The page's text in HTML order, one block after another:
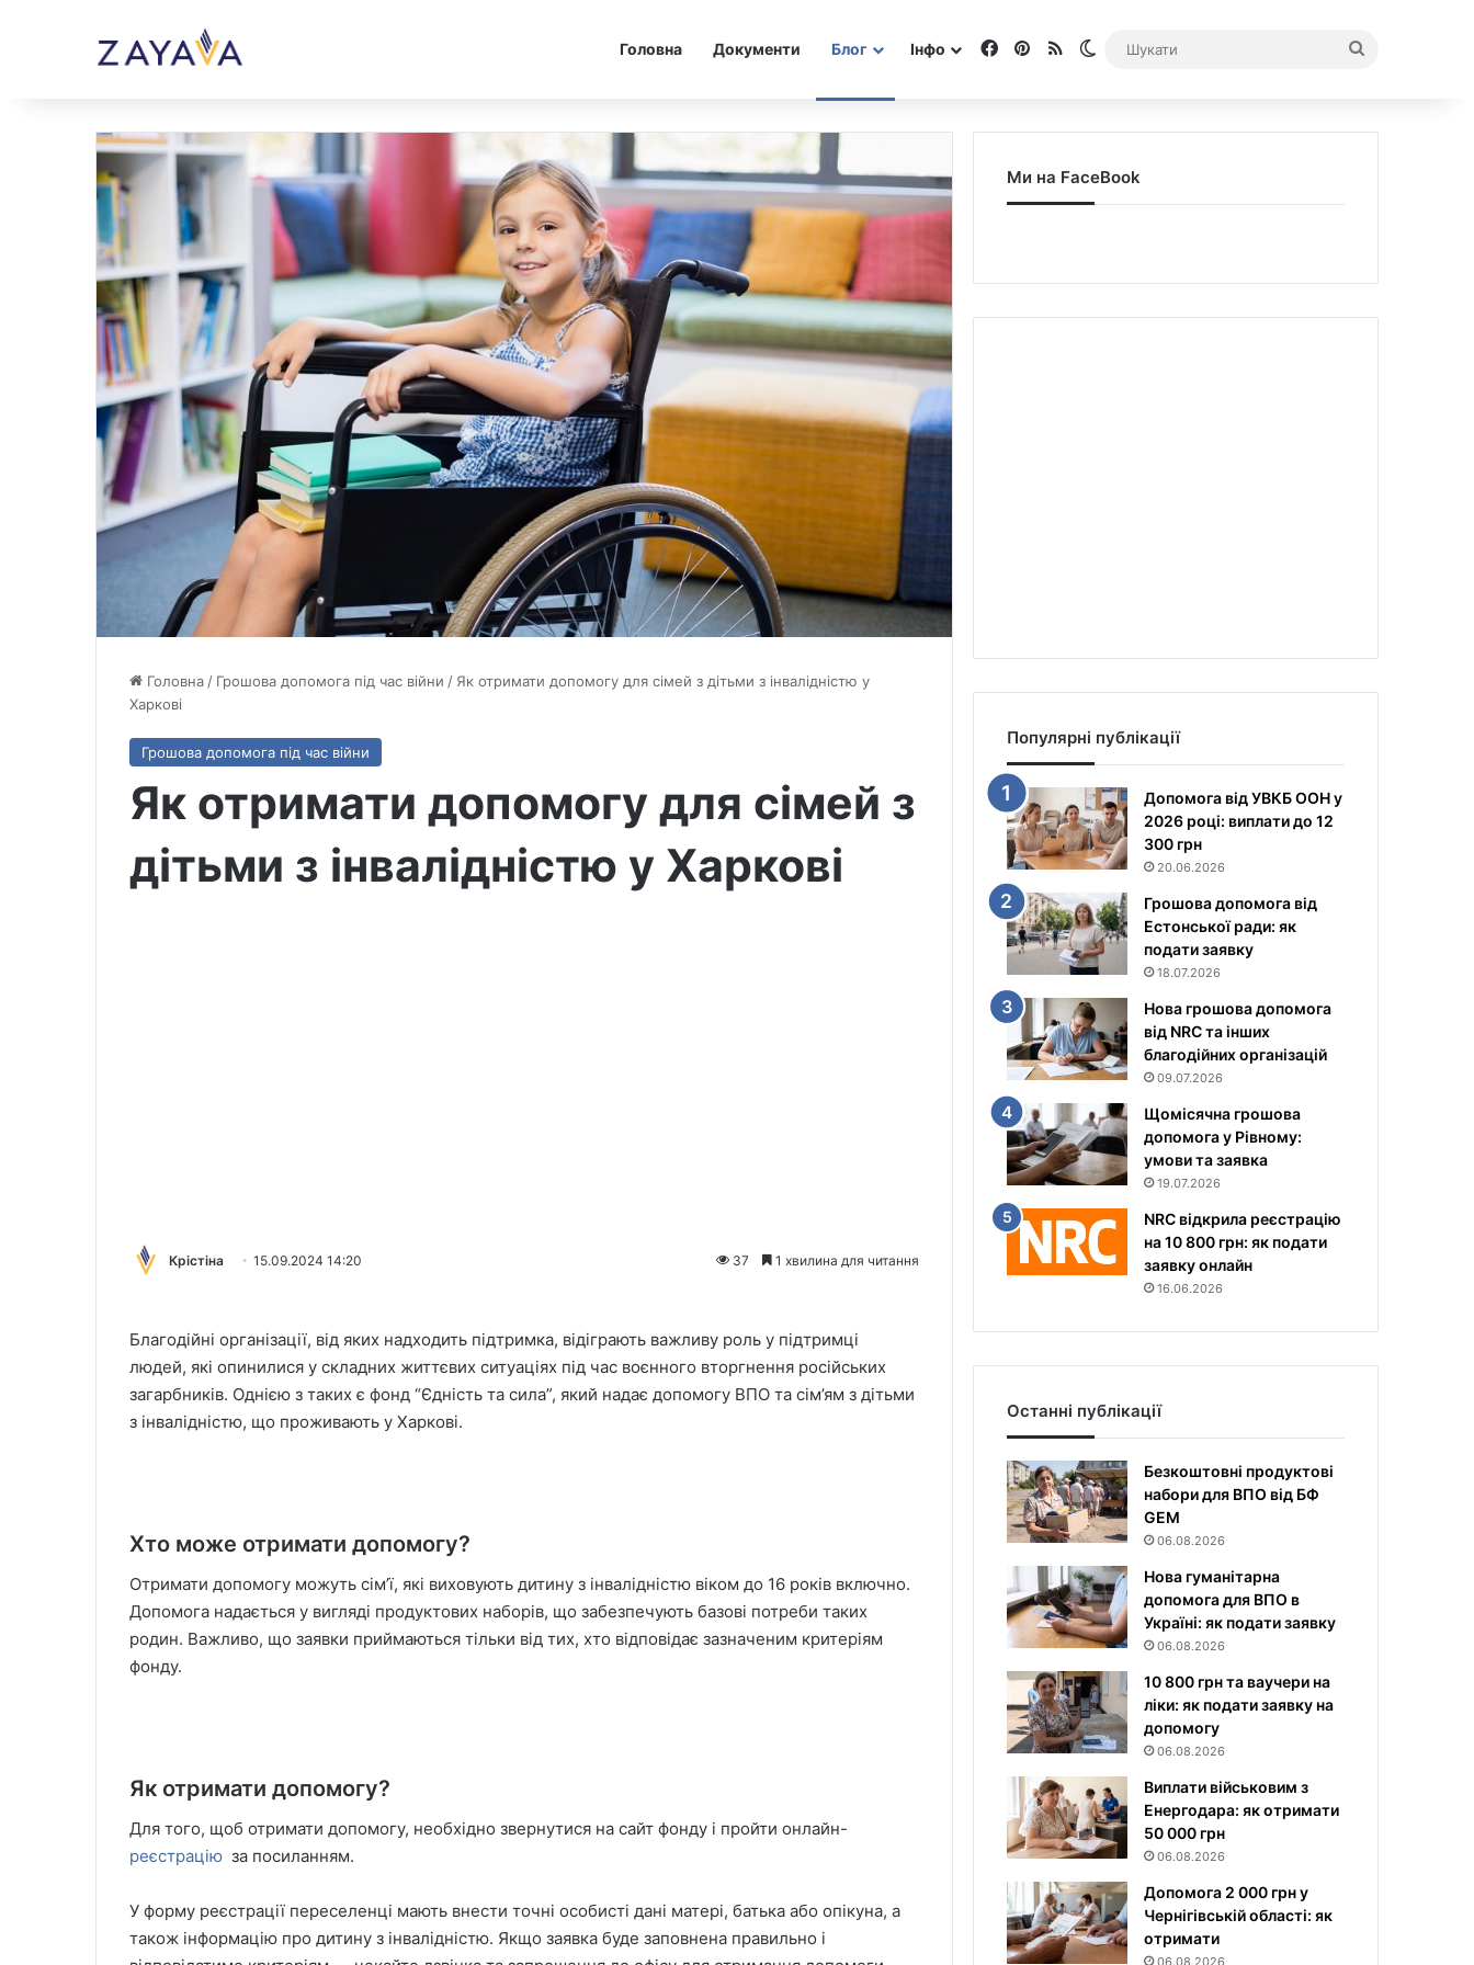
Головна Документи Блог Інфо Facebook
Pinterest
RSS Switch skin
Головна/ Грошова допомога під час війни / Як отримати допомогу для сімей з дітьми з інвалідністю у
Харкові
Грошова допомога під час війни
Як отримати допомогу для сімей з
дітьми з інвалідністю у Харкові
Крістіна 15.09.2024 14:20 37 1 хвилина для читання
Благодійні організації, від яких надходить підтримка, відіграють важливу роль у підтримці
людей, які опинилися у складних життєвих ситуаціях під час воєнного вторгнення російських
загарбників. Однією з таких є фонд “Єдність та сила”, який надає допомогу ВПО та сім’ям з дітьми
з інвалідністю, що проживають у Харкові.
Хто може отримати допомогу?
Отримати допомогу можуть сім’ї, які виховують дитину з інвалідністю віком до 16 років включно.
Допомога надається у вигляді продуктових наборів, що забезпечують базові потреби таких
родин. Важливо, що заявки приймаються тільки від тих, хто відповідає зазначеним критеріям
фонду.
Як отримати допомогу?
Для того, щоб отримати допомогу, необхідно звернутися на сайт фонду і пройти онлайн-
реєстрацію за посиланням.
У форму реєстрації переселенці мають внести точні особисті дані матері, батька або опікуна, а
також інформацію про дитину з інвалідністю. Якщо заявка буде заповнена правильно і
Ми на FaceBook
Популярні публікації
Допомога від УВКБ ООН у
2026 році: виплати до 12
300 грн
20.06.2026
Грошова допомога від
Естонської ради: як
подати заявку
18.07.2026
Нова грошова допомога
від NRC та інших
благодійних організацій
09.07.2026
Щомісячна грошова
допомога у Рівному:
умови та заявка
19.07.2026
NRC відкрила реєстрацію
на 10 800 грн: як подати
заявку онлайн
16.06.2026
Останні публікації
Безкоштовні продуктові
набори для ВПО від БФ
GEM
06.08.2026
Нова гуманітарна
допомога для ВПО в
Україні: як подати заявку
06.08.2026
10 800 грн та ваучери на
ліки: як подати заявку на
допомогу
06.08.2026
Виплати військовим з
Енергодара: як отримати
50 000 грн
06.08.2026
Допомога 2 000 грн у
Чернігівській області: як
отримати
06.08.2026